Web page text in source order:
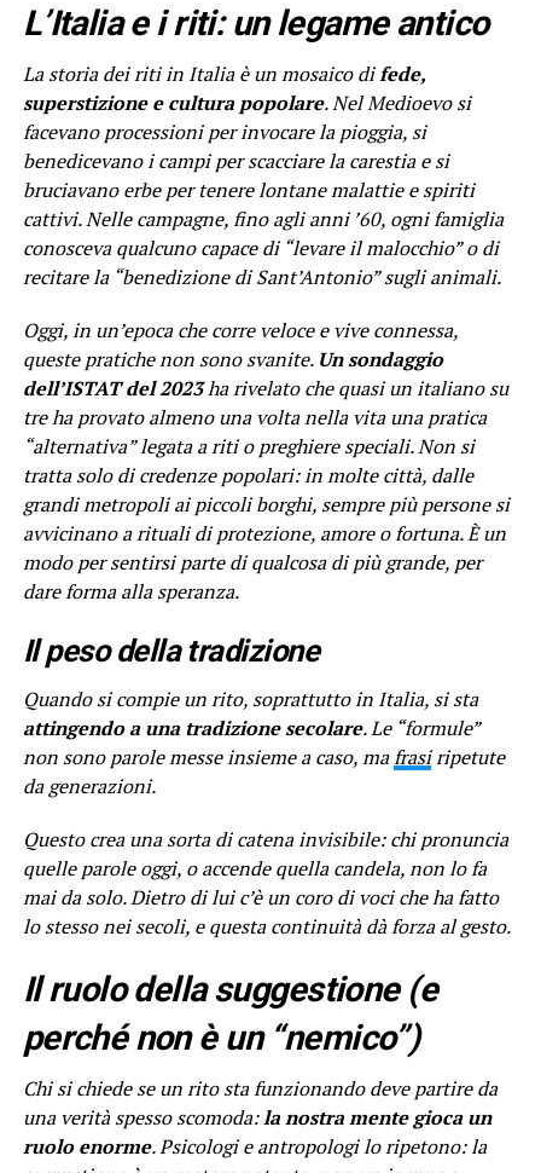
L’Italia e i riti: un legame antico
La storia dei riti in Italia è un mosaico difede,
superstizione e cultura popolare. Nel Medioevo si
facevano processioni per invocare la pioggia, si
benedicevano i campi per scacciare la carestia e si
bruciavano erbe per tenere lontane malattie e spiriti
cattivi. Nelle campagne, fino agli anni ’60, ogni famiglia
conosceva qualcuno capace di “levare il malocchio” o di
recitare la “benedizione di Sant’Antonio” sugli animali.
Oggi, in un’epoca che corre veloce e vive connessa,
queste pratiche non sono svanite. Un sondaggio
dell’ISTAT del 2023ha rivelato che quasi un italiano su
tre ha provato almeno una volta nella vita una pratica
“alternativa” legata a riti o preghiere speciali. Non si
tratta solo di credenze popolari: in molte città, dalle
grandi metropoli ai piccoli borghi, sempre più persone si
avvicinano a rituali di protezione, amore o fortuna. È un
modo per sentirsi parte di qualcosa di più grande, per
dare forma alla speranza.
Il peso della tradizione
Quando si compie un rito, soprattutto in Italia, si sta
attingendo a una tradizione secolare. Le “formule”
non sono parole messe insieme a caso, mafrasiripetute
da generazioni.
Questo crea una sorta di catena invisibile: chi pronuncia
quelle parole oggi, o accende quella candela, non lo fa
mai da solo. Dietro di lui c’è un coro di voci che ha fatto
lo stesso nei secoli, e questa continuità dà forza al gesto.
Il ruolo della suggestione (e
perché non è un “nemico”)
Chi si chiede se un rito sta funzionando deve partire da
una verità spesso scomoda:la nostra mente gioca un
ruolo enorme. Psicologi e antropologi lo ripetono: la